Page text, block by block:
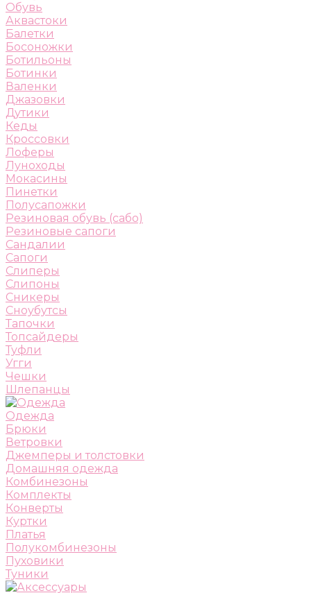
Обувь
Аквастоки
Балетки
Босоножки
Ботильоны
Ботинки
Валенки
Джазовки
Дутики
Кеды
Кроссовки
Лоферы
Луноходы
Мокасины
Пинетки
Полусапожки
Резиновая обувь (сабо)
Резиновые сапоги
Сандалии
Сапоги
Слиперы
Слипоны
Сникеры
Сноубутсы
Тапочки
Топсайдеры
Туфли
Угги
Чешки
Шлепанцы
Одежда
Брюки
Ветровки
Джемперы и толстовки
Домашняя одежда
Комбинезоны
Комплекты
Конверты
Куртки
Платья
Полукомбинезоны
Пуховики
Туники